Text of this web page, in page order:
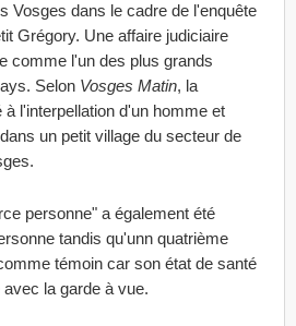
Vosges dans le cadre de l'enquête
Grégory. Une affaire judiciaire
comme l'un des plus grands
Selon Vosges Matin, la
l'interpellation d'un homme et
un petit village du secteur de
personne" a également été
tandis qu'unn quatrième
témoin car son état de santé
la garde à vue.